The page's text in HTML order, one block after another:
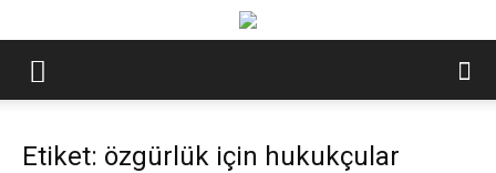
Etiket: özgürlük için hukukçular